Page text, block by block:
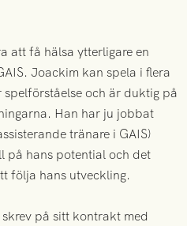
att få hälsa ytterligare en
Joackim kan spela i flera
och är duktig på
Han har ju jobbat
tränare i GAIS)
på hans potential och det
följa hans utveckling.
på sitt kontrakt med